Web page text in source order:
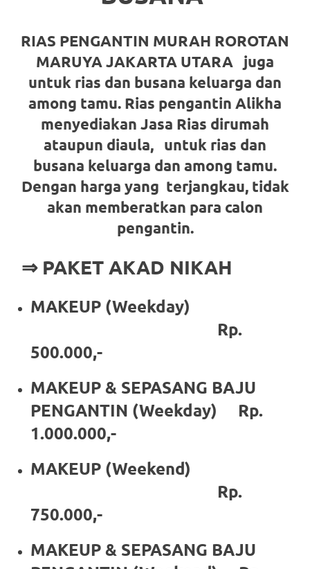
Discount
replica
watches.
click
watches.
Get
https://www.stockswatches.com
anchor
https://
check
this
link
right
here
https://www.domainwatches.com
visit
RIAS PENGANTIN MURAH ROROTAN
MARUYA JAKARTA UTARA juga
untuk rias dan busana keluarga dan
among tamu. Rias pengantin Alikha
menyediakan Jasa Rias dirumah
ataupun diaula, untuk rias dan
busana keluarga dan among tamu.
Dengan harga yang terjangkau, tidak
akan memberatkan para calon
pengantin.
⇒ PAKET AKAD NIKAH
MAKEUP (Weekday)
Rp.
500.000,-
MAKEUP & SEPASANG BAJU
PENGANTIN (Weekday) Rp.
1.000.000,-
MAKEUP (Weekend)
Rp.
750.000,-
MAKEUP & SEPASANG BAJU